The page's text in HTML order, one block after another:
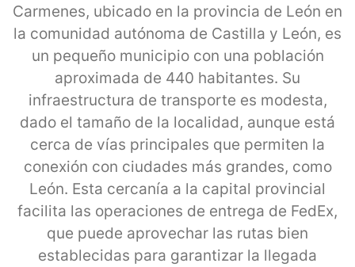
Carmenes, ubicado en la provincia de León en
la comunidad autónoma de Castilla y León, es
un pequeño municipio con una población
aproximada de 440 habitantes. Su
infraestructura de transporte es modesta,
dado el tamaño de la localidad, aunque está
cerca de vías principales que permiten la
conexión con ciudades más grandes, como
León. Esta cercanía a la capital provincial
facilita las operaciones de entrega de FedEx,
que puede aprovechar las rutas bien
establecidas para garantizar la llegada